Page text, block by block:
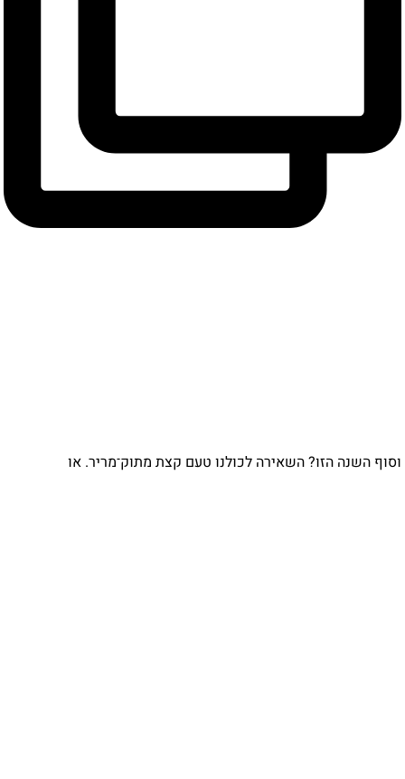
השנה הזו? השאירה לכולנו טעם קצת מתוק־מריר. או